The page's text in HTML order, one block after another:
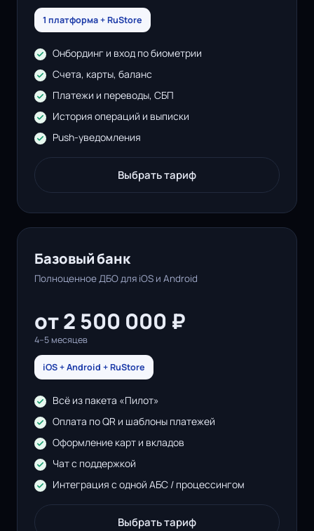
1 платформа + RuStore
Онбординг и вход по биометрии
Счета, карты, баланс
Платежи и переводы, СБП
История операций и выписки
Push-уведомления
Выбрать тариф
Базовый банк
Полноценное ДБО для iOS и Android
от 2 500 000 ₽
4–5 месяцев
iOS + Android + RuStore
Всё из пакета «Пилот»
Оплата по QR и шаблоны платежей
Оформление карт и вкладов
Чат с поддержкой
Интеграция с одной АБС / процессингом
Выбрать тариф